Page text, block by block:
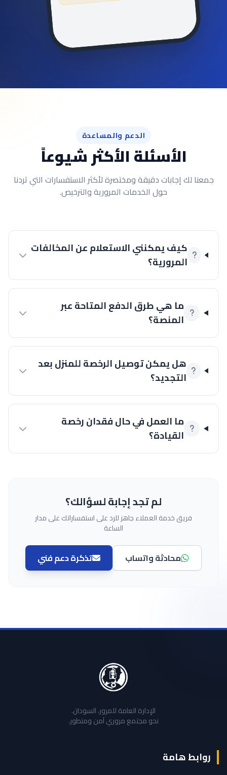
الدعم والمساعدة
الأسئلة الأكثر شيوعاً
إجابات دقيقة ومختصرة لأكثر الاستفسارات التي تردنا
حول الخدمات المرورية والترخيص.
كيف يمكنني الاستعلام عن المخالفات
المرورية؟
ما هي طرق الدفع المتاحة عبر
المنصة؟
هل يمكن توصيل الرخصة للمنزل بعد
التجديد؟
ما العمل في حال فقدان رخصة
القيادة؟
لم تجد إجابة لسؤالك؟
فريق خدمة العملاء جاهز للرد على استفساراتك على مدار
محادثة واتساب تذكرة دعم فني
الإدارة العامة للمرور، السودان.
نحو مجتمع مروري آمن ومتطور.
هامة